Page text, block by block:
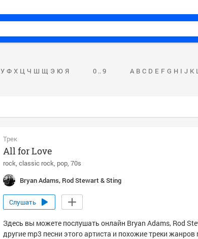
У Ф Х Ц Ч Ш Щ Э Ю Я 0 .. 9 A B C D E F G H I J K
Трек
All for Love
rock classic rock pop 70s
Bryan Adams, Rod Stewart & Sting
Слушать
Здесь вы можете послушать онлайн Bryan Adams, Rod
другие mp3 песни этого артиста и похожие треки